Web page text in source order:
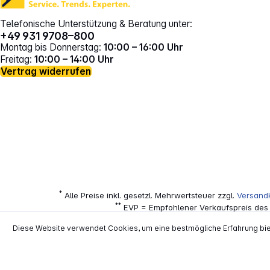
Telefonische Unterstützung & Beratung unter:
+49 931 9708–800
Montag bis Donnerstag: 10:00 – 16:00 Uhr
Freitag: 10:00 – 14:00 Uhr
Vertrag widerrufen
* Alle Preise inkl. gesetzl. Mehrwertsteuer zzgl.
**EVP = Empfohlener Verkaufspreis
Diese Website verwendet Cookies, um eine bestmögliche Erfahrung